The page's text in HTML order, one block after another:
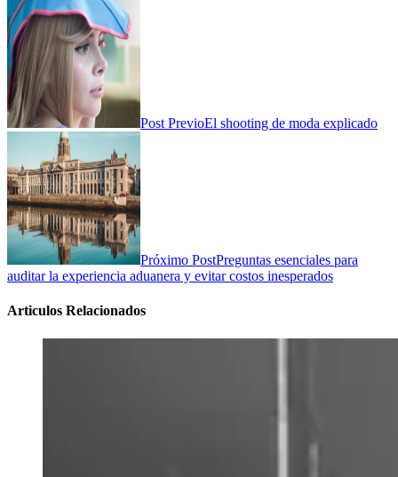
Post PrevioEl shooting de moda explicado
Próximo PostPreguntas esenciales para
auditar la experiencia aduanera y evitar costos inesperados
Articulos Relacionados